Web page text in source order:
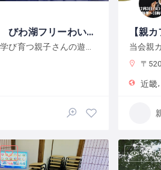
びわフリ ～ びわ湖フリーわいわい
〒520-0047
近畿
651